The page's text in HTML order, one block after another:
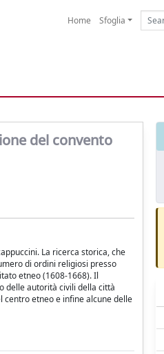
Home Sfoglia
del convento
La ricerca storica, che
di ordini religiosi presso
etneo (1608-1668). Il
delle autorità civili della città
centro etneo e infine alcune delle